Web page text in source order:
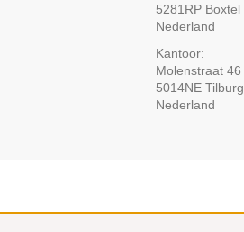
5281RP Boxtel
Nederland
Kantoor:
Molenstraat 46
5014NE Tilburg
Nederland